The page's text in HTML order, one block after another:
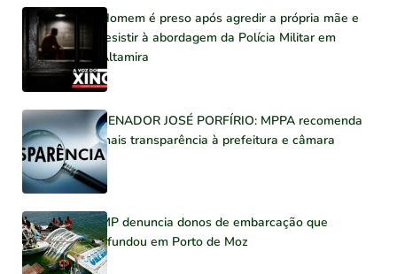
Homem é preso após agredir a própria mãe e
resistir à abordagem da Polícia Militar em
Altamira
SENADOR JOSÉ PORFÍRIO: MPPA recomenda
mais transparência à prefeitura e câmara
MP denuncia donos de embarcação que
afundou em Porto de Moz